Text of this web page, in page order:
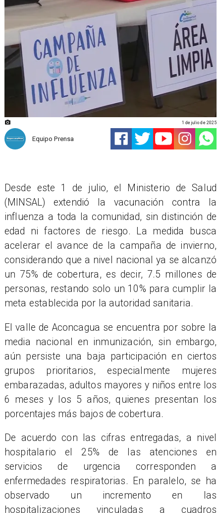
Equipo Prensa
1 de julio de 2025
Desde este 1 de julio, el Ministerio de Salud
(MINSAL) extendió la vacunación contra la
influenza a toda la comunidad, sin distinción de
edad ni factores de riesgo. La medida busca
acelerar el avance de la campaña de invierno,
considerando que a nivel nacional ya se alcanzó
un 75% de cobertura, es decir, 7.5 millones de
personas, restando solo un 10% para cumplir la
meta establecida por la autoridad sanitaria.
El valle de Aconcagua se encuentra por sobre la
media nacional en inmunización, sin embargo,
aún persiste una baja participación en ciertos
grupos prioritarios, especialmente mujeres
embarazadas, adultos mayores y niños entre los
6 meses y los 5 años, quienes presentan los
porcentajes más bajos de cobertura.
De acuerdo con las cifras entregadas, a nivel
hospitalario el 25% de las atenciones en
servicios de urgencia corresponden a
enfermedades respiratorias. En paralelo, se ha
observado un incremento en las
hospitalizaciones vinculadas a cuadros